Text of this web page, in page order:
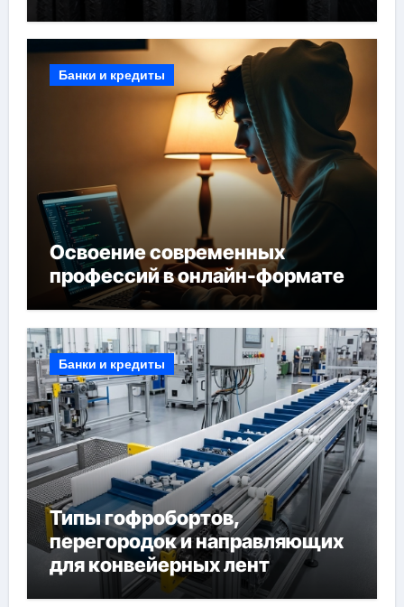
Банки и кредиты
Освоение современных
профессий в онлайн-формате
Банки и кредиты
Типы гофробортов,
перегородок и направляющих
для конвейерных лент